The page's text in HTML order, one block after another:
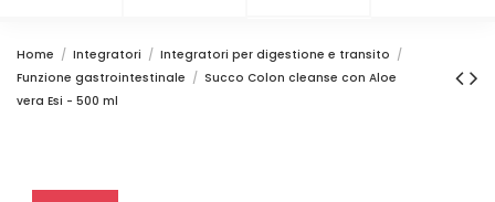
Home Integratori
Integratori per digestione e transito
Funzione gastrointestinale
Succo Colon cleanse con Aloe
vera Esi - 500 ml